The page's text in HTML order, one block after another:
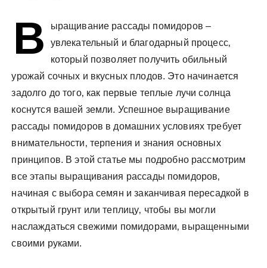
В
ыращивание рассады помидоров –
увлекательный и благодарный процесс‚
который позволяет получить обильный
урожай сочных и вкусных плодов. Это начинается
задолго до того‚ как первые теплые лучи солнца
коснутся вашей земли. Успешное выращивание
рассады помидоров в домашних условиях требует
внимательности‚ терпения и знания основных
принципов. В этой статье мы подробно рассмотрим
все этапы выращивания рассады помидоров‚
начиная с выбора семян и заканчивая пересадкой в
открытый грунт или теплицу‚ чтобы вы могли
наслаждаться свежими помидорами‚ выращенными
своими руками.